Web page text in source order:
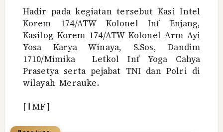
Hadir pada kegiatan tersebut Kasi Intel
Korem 174/ATW Kolonel Inf Enjang,
Kasilog Korem 174/ATW Kolonel Arm Ayi
Yosa Karya Winaya, S.Sos, Dandim
1710/Mimika
Letkol Inf Yoga Cahya
Prasetya serta pejabat TNI dan Polri di
wilayah Merauke.
[ ا MF ]